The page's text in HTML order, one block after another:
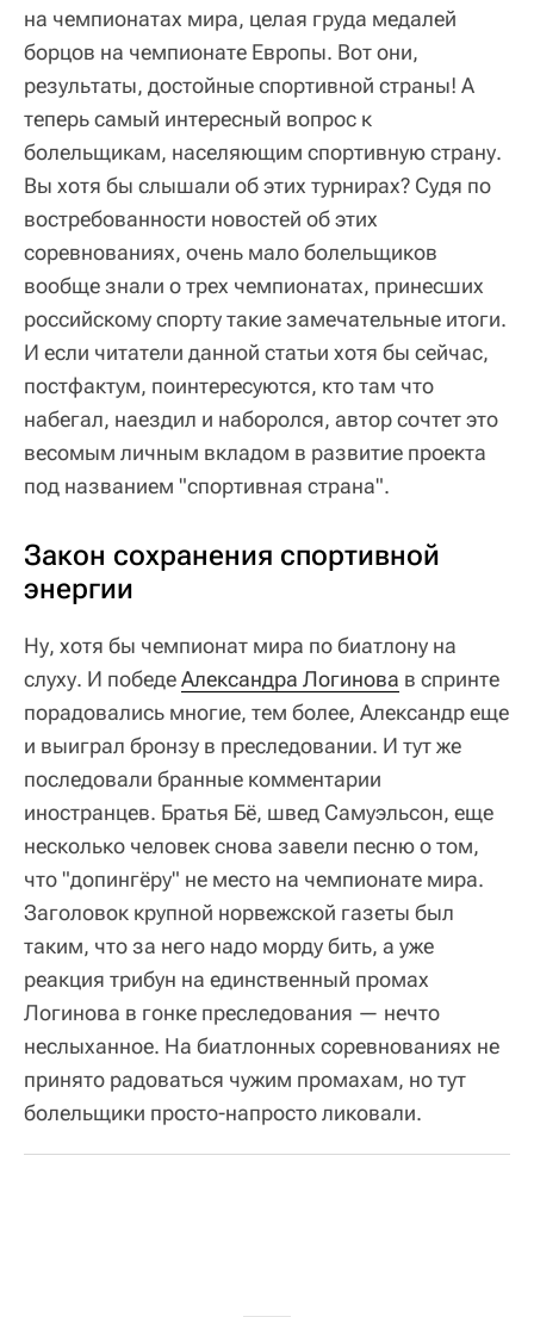
на чемпионатах мира, целая груда медалей
борцов на чемпионате Европы. Вот они,
результаты, достойные спортивной страны! А
теперь самый интересный вопрос к
болельщикам, населяющим спортивную страну.
Вы хотя бы слышали об этих турнирах? Судя по
востребованности новостей об этих
соревнованиях, очень мало болельщиков
вообще знали о трех чемпионатах, принесших
российскому спорту такие замечательные итоги.
И если читатели данной статьи хотя бы сейчас,
постфактум, поинтересуются, кто там что
набегал, наездил и наборолся, автор сочтет это
весомым личным вкладом в развитие проекта
под названием "спортивная страна".
Закон сохранения спортивной
энергии
Ну, хотя бы чемпионат мира по биатлону на
слуху. И победеАлександра Логинова в спринте
порадовались многие, тем более, Александр еще
и выиграл бронзу в преследовании. И тут же
последовали бранные комментарии
иностранцев. Братья Бё, швед Самуэльсон, еще
несколько человек снова завели песню о том,
что "допингёру" не место на чемпионате мира.
Заголовок крупной норвежской газеты был
таким, что за него надо морду бить, а уже
реакция трибун на единственный промах
Логинова в гонке преследования — нечто
неслыханное. На биатлонных соревнованиях не
принято радоваться чужим промахам, но тут
болельщики просто-напросто ликовали.